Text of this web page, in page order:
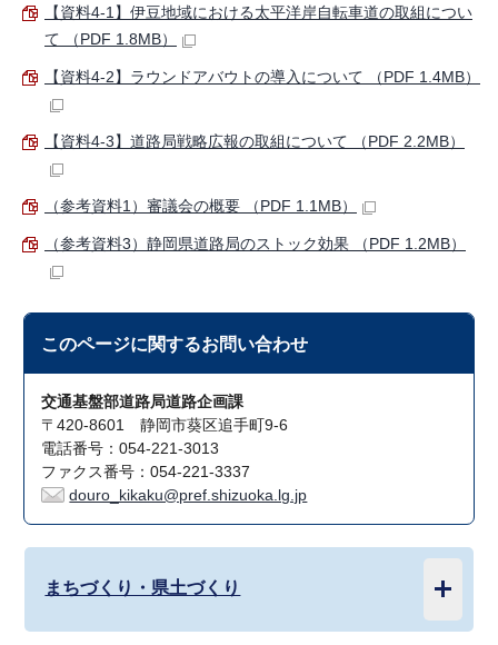
【資料4-1】伊豆地域における太平洋岸自転車道の取組につい
て （PDF 1.8MB）
【資料4-2】ラウンドアバウトの導入について （PDF 1.4MB）
【資料4-3】道路局戦略広報の取組について （PDF 2.2MB）
（参考資料1）審議会の概要 （PDF 1.1MB）
（参考資料3）静岡県道路局のストック効果 （PDF 1.2MB）
このページに関するお問い合わせ
交通基盤部道路局道路企画課
〒420-8601 静岡市葵区追手町9-6
電話番号：054-221-3013
ファクス番号：054-221-3337
douro_kikaku@pref.shizuoka.lg.jp
まちづくり・県土づくり